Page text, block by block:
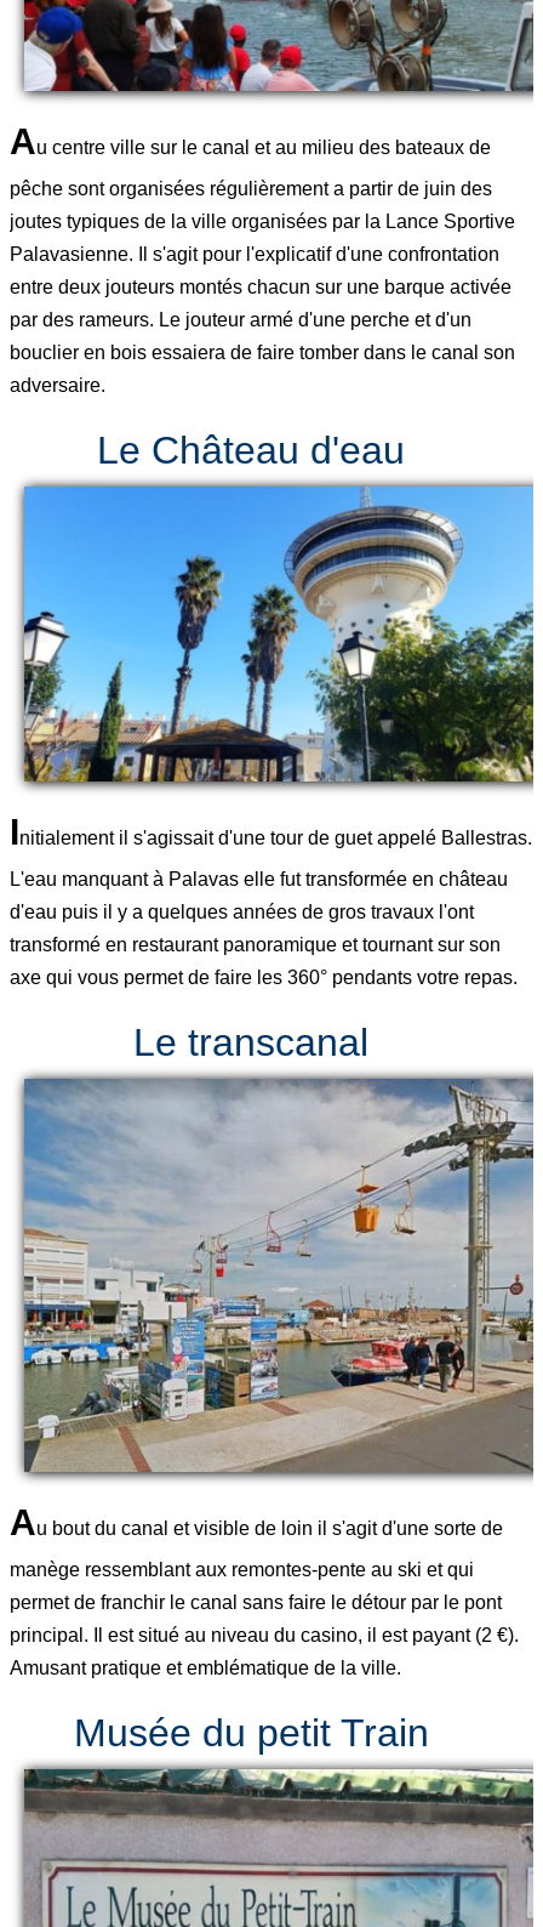
Au centre ville sur le canal et au milieu des bateaux de
pêche sont organisées régulièrement a partir de juin des
joutes typiques de la ville organisées par la Lance Sportive
Palavasienne. Il s'agit pour l'explicatif d'une confrontation
entre deux jouteurs montés chacun sur une barque activée
par des rameurs. Le jouteur armé d'une perche et d'un
bouclier en bois essaiera de faire tomber dans le canal son
adversaire.
Le Château d'eau
Initialement il s'agissait d'une tour de guet appelé Ballestras.
L'eau manquant à Palavas elle fut transformée en château
d'eau puis il y a quelques années de gros travaux l'ont
transformé en restaurant panoramique et tournant sur son
axe qui vous permet de faire les 360° pendants votre repas.
Le transcanal
Au bout du canal et visible de loin il s'agit d'une sorte de
manège ressemblant aux remontes-pente au ski et qui
permet de franchir le canal sans faire le détour par le pont
principal. Il est situé au niveau du casino, il est payant (2 €).
Amusant pratique et emblématique de la ville.
Musée du petit Train